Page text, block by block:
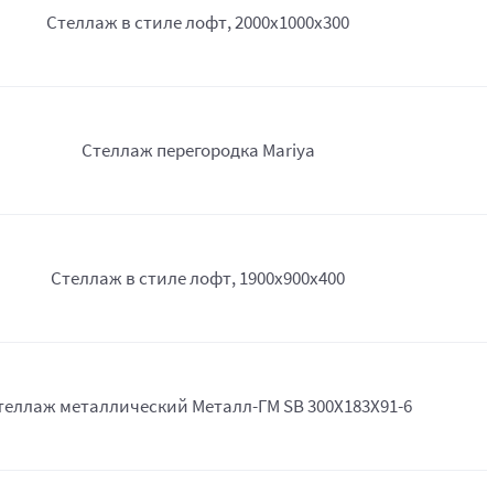
Стеллаж в стиле лофт, 2000х1000х300
Стеллаж перегородка Mariya
Стеллаж в стиле лофт, 1900х900х400
металлический Металл-ГМ SB 300X183X91-6